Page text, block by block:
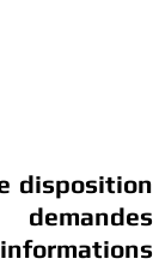
disposition